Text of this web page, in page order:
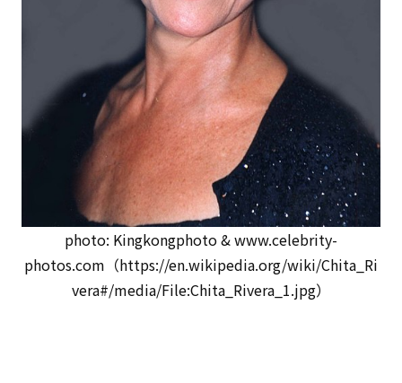
photo: Kingkongphoto & www.celebrity-
photos.com（https://en.wikipedia.org/wiki/Chita_Ri
vera#/media/File:Chita_Rivera_1.jpg）